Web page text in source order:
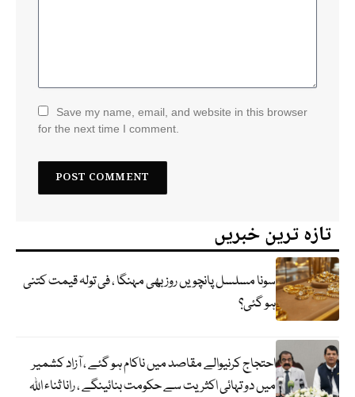
Save my name, email, and website in this browser
for the next time I comment.
تازہ ترین خبریں
سونا مسلسل پانچویں روز بھی مہنگا ، فی تولہ قیمت کتنی
ہو گئی؟
احتجاج کرنیوالے مقاصد میں ناکام ہو گئے ، آزاد کشمیر
میں دو تہائی اکثریت سے حکومت بنائینگے ، رانا ثناء اللہ